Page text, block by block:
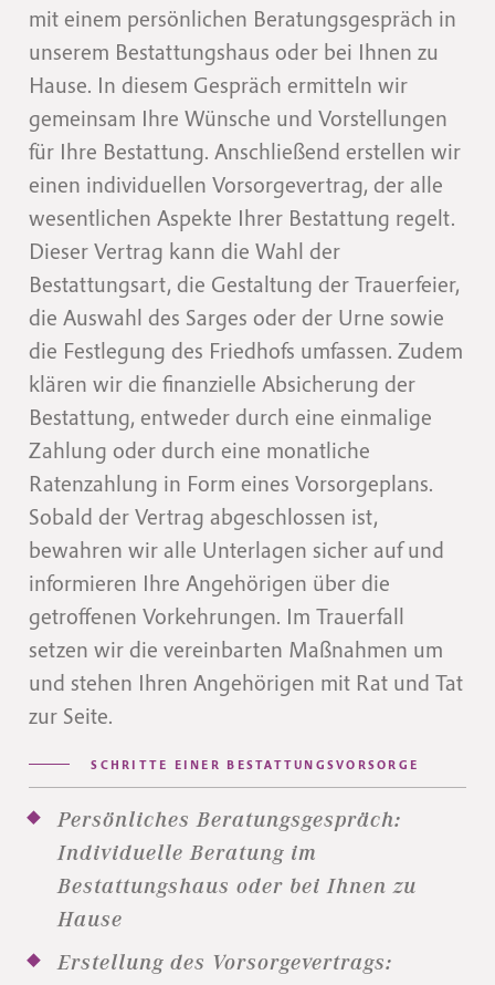
mit einem persönlichen Beratungsgespräch in
unserem Bestattungshaus oder bei Ihnen zu
Hause. In diesem Gespräch ermitteln wir
gemeinsam Ihre Wünsche und Vorstellungen
für Ihre Bestattung. Anschließend erstellen wir
einen individuellen Vorsorgevertrag, der alle
wesentlichen Aspekte Ihrer Bestattung regelt.
Dieser Vertrag kann die Wahl der
Bestattungsart, die Gestaltung der Trauerfeier,
die Auswahl des Sarges oder der Urne sowie
die Festlegung des Friedhofs umfassen. Zudem
klären wir die finanzielle Absicherung der
Bestattung, entweder durch eine einmalige
Zahlung oder durch eine monatliche
Ratenzahlung in Form eines Vorsorgeplans.
Sobald der Vertrag abgeschlossen ist,
bewahren wir alle Unterlagen sicher auf und
informieren Ihre Angehörigen über die
getroffenen Vorkehrungen. Im Trauerfall
setzen wir die vereinbarten Maßnahmen um
und stehen Ihren Angehörigen mit Rat und Tat
zur Seite.
SCHRITTE EINER BESTATTUNGSVORSORGE
Persönliches Beratungsgespräch:
Individuelle Beratung im
Bestattungshaus oder bei Ihnen zu
Hause
Erstellung des Vorsorgevertrags: